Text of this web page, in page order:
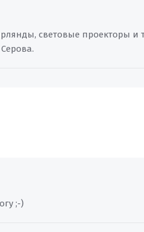
световые проекторы и
;-)